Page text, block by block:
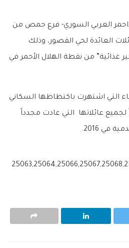
العربي السوري- فرع حمص من
العائدة لحي القصور، وذلك
غذائية” من نقطة الهلال الأحمر في
التي اشتهرت باكتظاظها السكاني
عائلاتها التي عادت مجدداً
في 2016.